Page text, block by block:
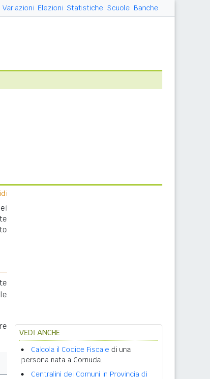
Variazioni Elezioni Statistiche Scuole Banche
VEDI ANCHE
Calcola il Codice Fiscale di una
persona nata a Cornuda.
Centralini dei Comuni in Provincia di